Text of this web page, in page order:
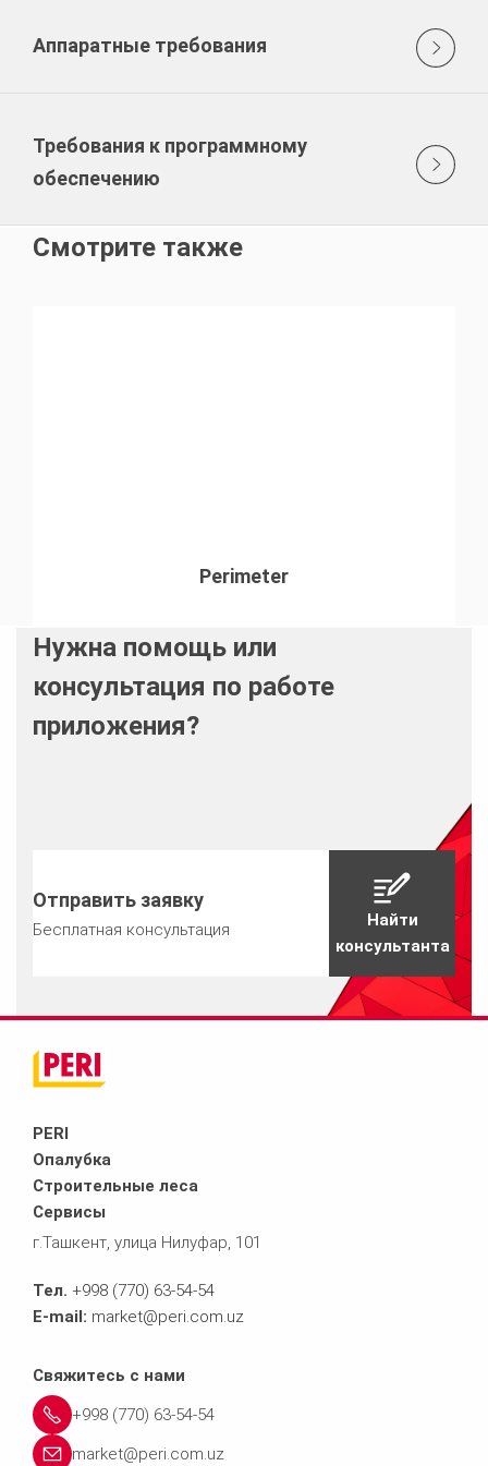
Аппаратные требования
Требования к программному
обеспечению
Смотрите также
Perimeter
Нужна помощь или
консультация по работе
приложения?
Отправить заявку
Бесплатная консультация
Найти
консультанта
PERI
Опалубка
Строительные леса
Сервисы
г.Ташкент, улица Нилуфар, 101
Тел. +998 (770) 63-54-54
E-mail: market@peri.com.uz
Свяжитесь с нами
+998 (770) 63-54-54
market@peri.com.uz